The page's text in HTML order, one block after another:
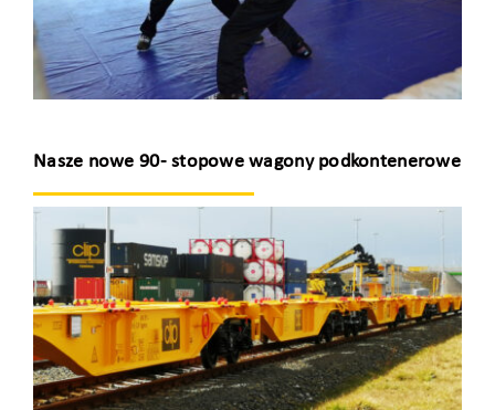
Nasze nowe 90- stopowe wagony podkontenerowe